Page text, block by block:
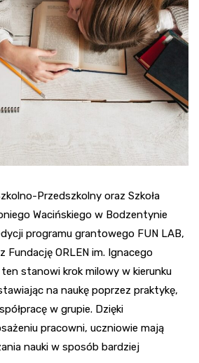
Przedszkolny oraz Szkoła
Wacińskiego w Bodzentynie
programu grantowego FUN LAB,
Fundację ORLEN im. Ignacego
stanowi krok milowy w kierunku
na naukę poprzez praktykę,
w grupie. Dzięki
pracowni, uczniowie mają
nauki w sposób bardziej